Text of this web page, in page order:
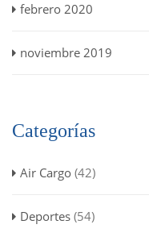
febrero 2020
noviembre 2019
Categorías
Air Cargo (42)
Deportes (54)